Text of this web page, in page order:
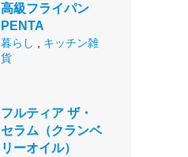
高級フライパン
PENTA
暮らし
キッチン雑
貨
フルティア ザ・
セラム（クランベ
リーオイル）